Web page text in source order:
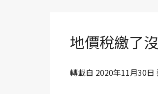
地價稅繳了
轉載自 2020年11月30